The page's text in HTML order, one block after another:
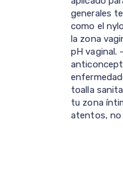
generales
como el
la zona
pH vaginal.
toalla
tu zona
atentos, no